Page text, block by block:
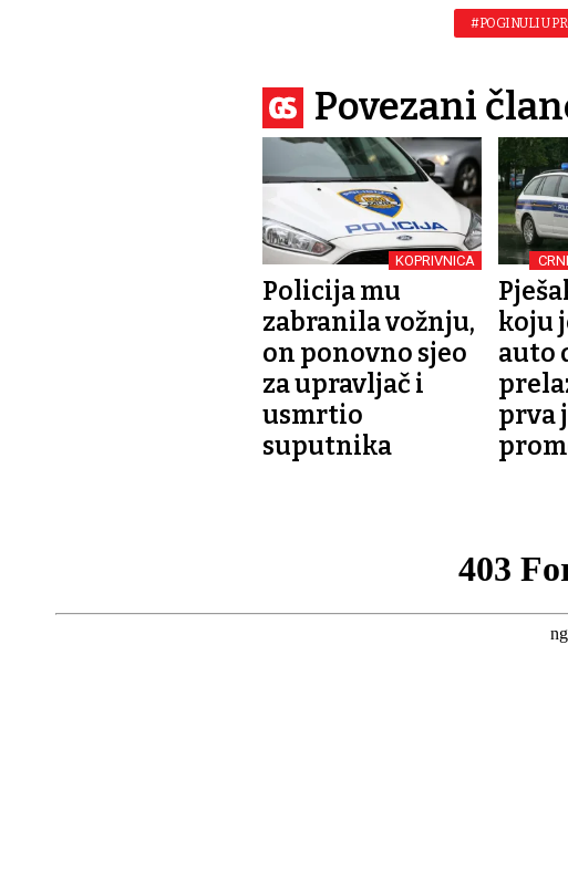
#POGINULI U
Povezani
KOPRIVNICA
Policija mu
zabranila vožnju,
on ponovno sjeo
za upravljač i
usmrtio
suputnika
koju
auto
prva